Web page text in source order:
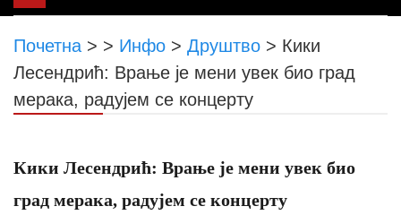
navigation
Почетна > > Инфо > Друштво > Кики
Лесендрић: Врање је мени увек био град
мерака, радујем се концерту
Кики Лесендрић: Врање је мени увек био
град мерака, радујем се концерту